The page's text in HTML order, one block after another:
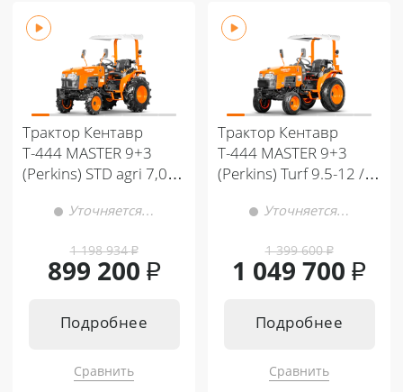
Трактор Кентавр
Т-444 MASTER 9+3
(Perkins) STD agri 7,00-
Уточняется…
1 198 934₽
899 200 ₽
Подробнее
Сравнить
Трактор Кентавр
Т-444 MASTER 9+3
(Perkins) Turf 9.5-12 /
Уточняется…
1 399 600₽
1 049 700 ₽
Подробнее
Сравнить